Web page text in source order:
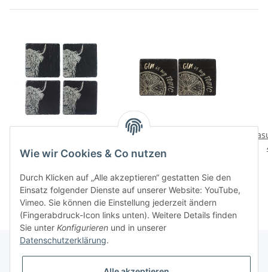
4er Set - Highland Cow
36,00 CHF*
Glasuntersetzer Schiefer
24,00 CHF
Wie wir Cookies & Co nutzen
Durch Klicken auf „Alle akzeptieren“ gestatten Sie den
Einsatz folgender Dienste auf unserer Website: YouTube,
Vimeo. Sie können die Einstellung jederzeit ändern
(Fingerabdruck-Icon links unten). Weitere Details finden
Sie unter Konfigurieren und in unserer
Datenschutzerklärung.